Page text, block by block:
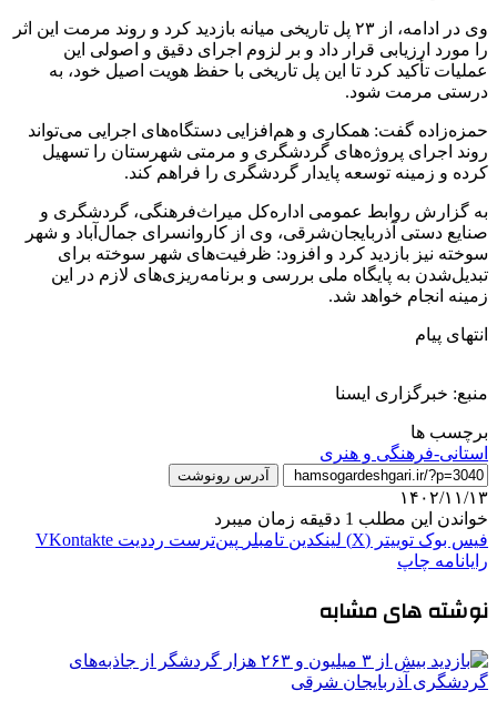
وی در ادامه، از ۲۳ پل تاریخی میانه بازدید کرد و روند مرمت این اثر
را مورد ارزیابی قرار داد و بر لزوم اجرای دقیق و اصولی این
عملیات تأکید کرد تا این پل تاریخی با حفظ هویت اصیل خود، به
درستی مرمت شود.
حمزه‌زاده گفت: همکاری و هم‌افزایی دستگاه‌های اجرایی می‌تواند
روند اجرای پروژه‌های گردشگری و مرمتی شهرستان را تسهیل
کرده و زمینه توسعه پایدار گردشگری را فراهم کند.
به گزارش روابط عمومی اداره‌کل میراث‌فرهنگی، گردشگری و
صنایع دستی آذربایجان‌شرقی، وی از کاروانسرای جمال‌آباد و شهر
سوخته نیز بازدید کرد و افزود: ظرفیت‌های شهر سوخته برای
تبدیل‌شدن به پایگاه ملی بررسی و برنامه‌ریزی‌های لازم در این
زمینه انجام خواهد شد.
انتهای پیام
منبع: خبرگزاری ایسنا
برچسب ها
استانی-فرهنگی و هنری
آدرس رونوشت
۱۴۰۲/۱۱/۱۳
خواندن این مطلب 1 دقیقه زمان میبرد
فیس بوک توییتر (X) لینکدین ‫تامبلر ‫پین‌ترست ‫رددیت ‫VKontakte
رایانامه چاپ
نوشته های مشابه